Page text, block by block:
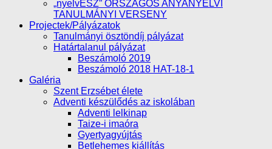
„nyelvÉSZ” ORSZÁGOS ANYANYELVI
TANULMÁNYI VERSENY
Projectek/Pályázatok
Tanulmányi ösztöndíj pályázat
Határtalanul pályázat
Beszámoló 2019
Beszámoló 2018 HAT-18-1
Galéria
Szent Erzsébet élete
Adventi készülődés az iskolában
Adventi lelkinap
Taize-i imaóra
Gyertyagyújtás
Betlehemes kiállítás